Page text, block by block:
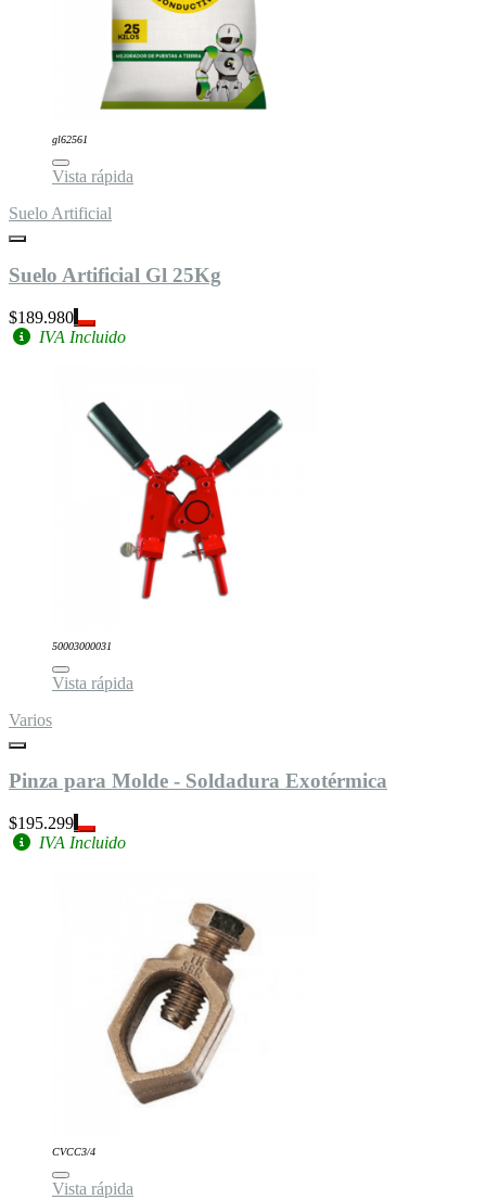
gl62561
Vista rápida
Suelo Artificial
Suelo Artificial Gl 25Kg
$189.980
IVA Incluido
50003000031
Vista rápida
Varios
Pinza para Molde - Soldadura Exotérmica
$195.299
IVA Incluido
CVCC3/4
Vista rápida